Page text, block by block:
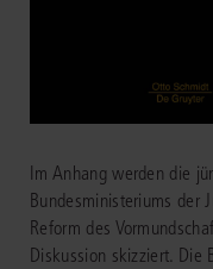
Im Anhang werden die
Bundesministeriums der
Reform des
Diskussion skizziert. Die